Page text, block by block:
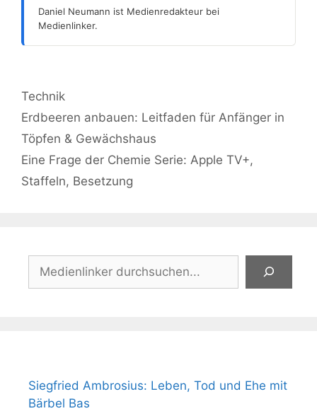
Daniel Neumann ist Medienredakteur bei
Medienlinker.
Kategorien
Technik
Erdbeeren anbauen: Leitfaden für Anfänger in
Töpfen & Gewächshaus
Eine Frage der Chemie Serie: Apple TV+,
Staffeln, Besetzung
Siegfried Ambrosius: Leben, Tod und Ehe mit
Bärbel Bas